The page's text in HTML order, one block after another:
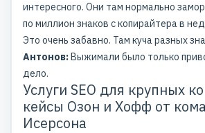
интересного. Они там нормально
по миллион знаков с копирайтера в
Это очень забавно. Там куча разных
Антонов:Выжимали было только
дело.
Услуги SEO для крупных
кейсы Озон и Хофф от
Исерсона